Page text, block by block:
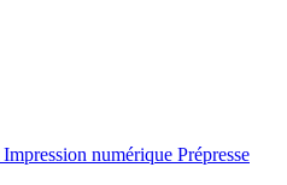
Impression numérique Prépresse